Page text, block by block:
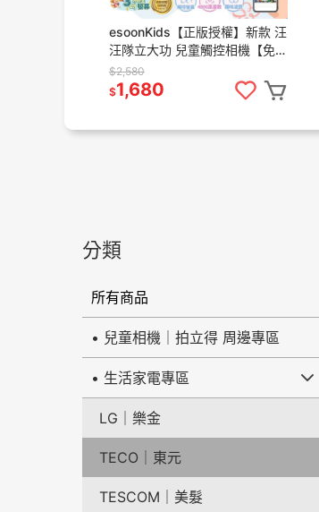
esoonKids【正版授權】新款 汪
汪隊立大功 兒童觸控相機【免
運】4900萬 WiFi 傳輸 兒童相
機 汪汪隊 禮物
$2,580
$1,680
分類
所有商品
• 兒童相機｜拍立得 周邊專區
• 生活家電專區
LG｜樂金
TECO｜東元
TESCOM｜美髮